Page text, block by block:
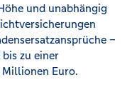
und unabhängig
–
zu einer
Millionen Euro.